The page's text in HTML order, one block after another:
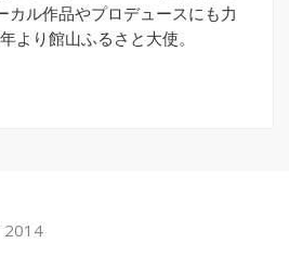
カル作品やプロデュースにも力
より館山ふるさと大使。
2014